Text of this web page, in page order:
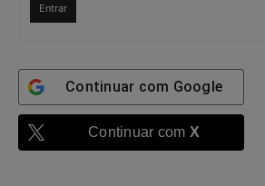
Entrar
Continuar com Google
Continuar com X